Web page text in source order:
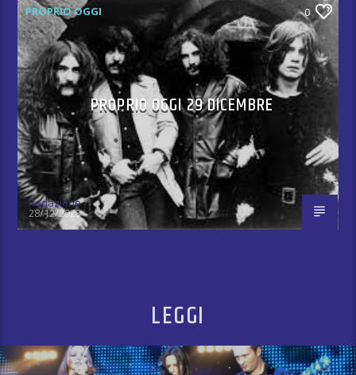
PROPRIO OGGI 0
PROPRIO OGGI 29 DICEMBRE
Redazione
28/12/2023
LEGGI